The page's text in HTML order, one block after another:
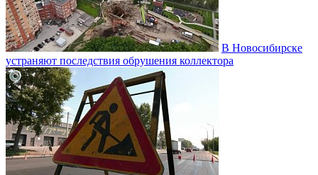
В Новосибирске
устраняют последствия обрушения коллектора